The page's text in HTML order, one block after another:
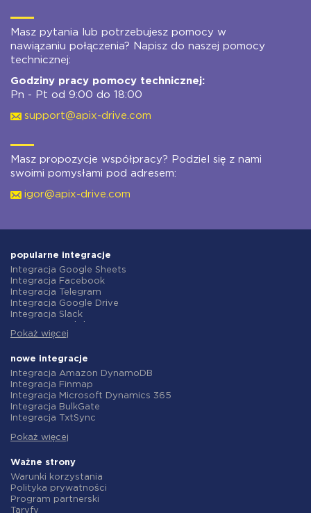
Masz pytania lub potrzebujesz pomocy w
nawiązaniu połączenia? Napisz do naszej pomocy
technicznej:
Godziny pracy pomocy technicznej:
Pn - Pt od 9:00 do 18:00
support@apix-drive.com
Masz propozycje współpracy? Podziel się z nami
swoimi pomysłami pod adresem:
igor@apix-drive.com
popularne integracje
Integracja Google Sheets
Integracja Facebook
Integracja Telegram
Integracja Google Drive
Integracja Slack
Integracja Gmail
Integracja ClickUp
Integracja Airtable
Integracja Google Contacts
Integracja OpenAI (ChatGPT)
Integracja Instagram
Integracja ActiveCampaign
Integracja Salesforce CRM
Integracja Notion
Integracja AWeber
Integracja Asana
Integracja ZOHO CRM
Pokaż więcej
nowe integracje
Integracja Amazon DynamoDB
Integracja Finmap
Integracja Microsoft Dynamics 365
Integracja BulkGate
Integracja TxtSync
Integracja Corezoid
Integracja Instasent
Integracja AtomPark
Integracja TXTImpact
Integracja Campaign Monitor
Integracja CM.com
Pokaż więcej
Ważne strony
Warunki korzystania
Polityka prywatności
Program partnerski
Taryfy